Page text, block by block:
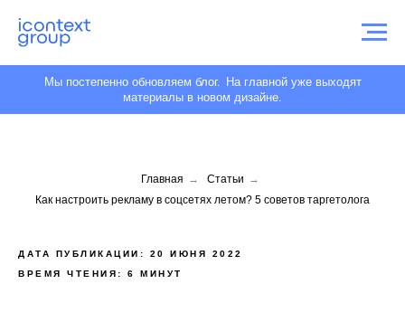
Мы постепенно обновляем блог. На главной уже выходят
материалы в новом дизайне.
Главная → Статьи →
Как настроить рекламу в соцсетях летом? 5 советов таргетолога
ДАТА ПУБЛИКАЦИИ: 20 ИЮНЯ 2022
ВРЕМЯ ЧТЕНИЯ: 6 МИНУТ